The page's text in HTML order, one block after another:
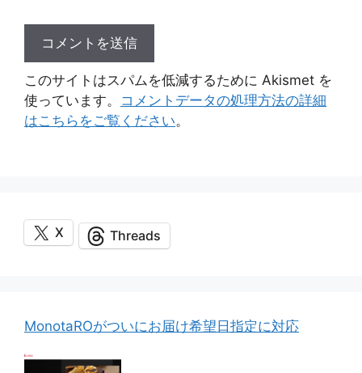
このサイトはスパムを低減するために Akismet を
使っています。 コメントデータの処理方法の詳細
はこちらをご覧ください。
X Threads
MonotaROがついにお届け希望日指定に対応